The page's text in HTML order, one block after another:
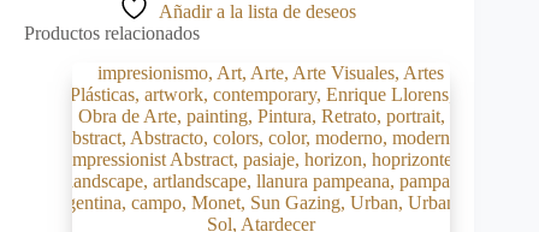
Añadir a la lista de deseos
Productos relacionados